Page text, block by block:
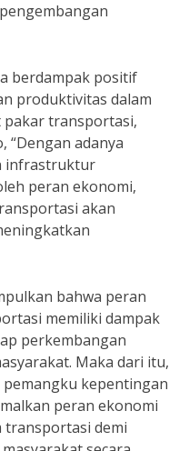
berdampak positif
produktivitas dalam
transportasi,
“Dengan adanya
infrastruktur
peran ekonomi,
akan
bahwa peran
memiliki dampak
perkembangan
Maka dari itu,
kepentingan
peran ekonomi
transportasi demi